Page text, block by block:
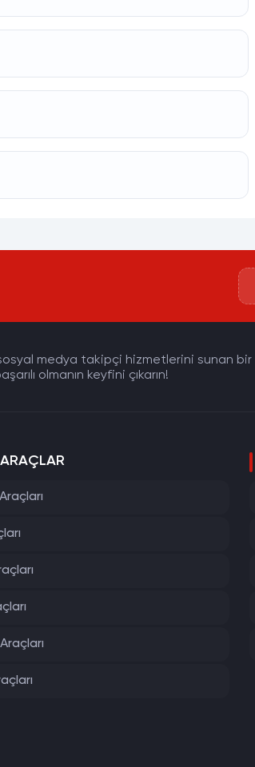
medya takipçi hizmetlerini sunan bir
olmanın keyfini çıkarın!